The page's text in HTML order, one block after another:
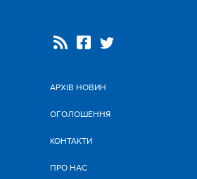
АРХІВ НОВИН
ОГОЛОШЕННЯ
КОНТАКТИ
ПРО НАС